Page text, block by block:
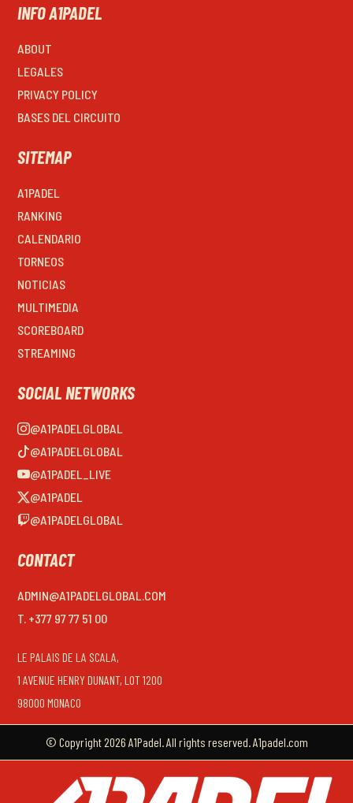
INFO A1PADEL
ABOUT
LEGALES
PRIVACY POLICY
BASES DEL CIRCUITO
SITEMAP
A1PADEL
RANKING
CALENDARIO
TORNEOS
NOTICIAS
MULTIMEDIA
SCOREBOARD
STREAMING
SOCIAL NETWORKS
@A1PADELGLOBAL
@A1PADELGLOBAL
@A1PADEL_LIVE
@A1PADEL
@A1PADELGLOBAL
CONTACT
ADMIN@A1PADELGLOBAL.COM
T. +377 97 77 51 00
LE PALAIS DE LA SCALA,
1 AVENUE HENRY DUNANT, LOT 1200
98000 MONACO
© Copyright 2026 A1Padel. All rights reserved. A1padel.com